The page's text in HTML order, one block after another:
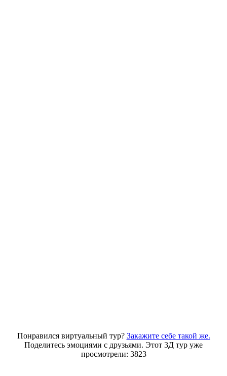
Понравился виртуальный тур? Закажите себе такой же.
Поделитесь эмоциями с друзьями. Этот 3Д тур уже
просмотрели: 3823